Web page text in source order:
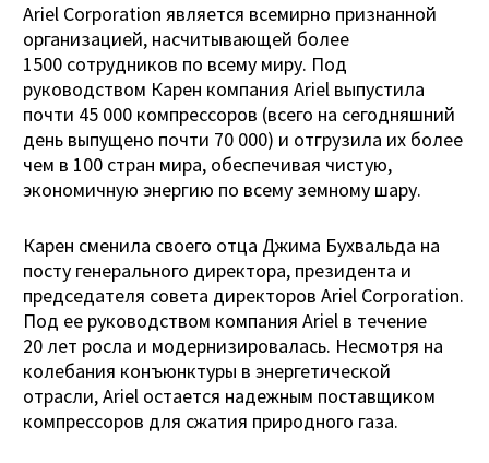
Ariel Corporation является всемирно признанной
организацией, насчитывающей более
1500 сотрудников по всему миру. Под
руководством Карен компания Ariel выпустила
почти 45 000 компрессоров (всего на сегодняшний
день выпущено почти 70 000) и отгрузила их более
чем в 100 стран мира, обеспечивая чистую,
экономичную энергию по всему земному шару.
Карен сменила своего отца Джима Бухвальда на
посту генерального директора, президента и
председателя совета директоров Ariel Corporation.
Под ее руководством компания Ariel в течение
20 лет росла и модернизировалась. Несмотря на
колебания конъюнктуры в энергетической
отрасли, Ariel остается надежным поставщиком
компрессоров для сжатия природного газа.